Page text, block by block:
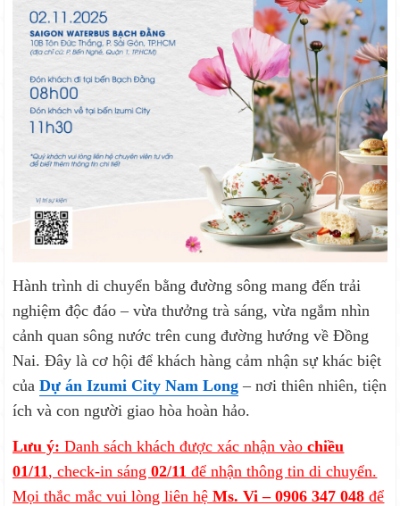
Hành trình di chuyển bằng đường sông mang đến trải
nghiệm độc đáo – vừa thưởng trà sáng, vừa ngắm nhìn
cảnh quan sông nước trên cung đường hướng về Đồng
Nai. Đây là cơ hội để khách hàng cảm nhận sự khác biệt
củaDự án Izumi City Nam Long – nơi thiên nhiên, tiện
ích và con người giao hòa hoàn hảo.
Lưu ý: Danh sách khách được xác nhận vàochiều
01/11 , check-in sáng02/11 để nhận thông tin di chuyển.
Mọi thắc mắc vui lòng liên hệMs. Vi – 0906 347 048 để